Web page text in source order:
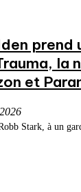
prend
la
et
Stark, à un